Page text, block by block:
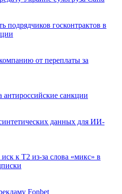
подрядчиков госконтрактов в
от переплаты за
санкции
данных для ИИ-
к Т2 из-за слова «микс» в
Fonbet